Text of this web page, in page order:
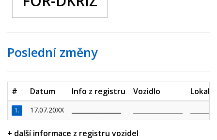
Poslední změny
# Datum Info z registru Vozidlo
1. 17.07.20XX
+ další informace z registru vozidel